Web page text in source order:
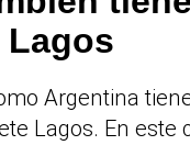
Lagos
Argentina
Lagos. En este